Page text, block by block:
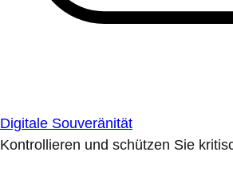
Digitale Souveränität
Kontrollieren und schützen Sie